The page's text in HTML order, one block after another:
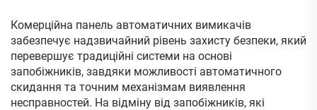
Комерційна панель автоматичних вимикачів
забезпечує надзвичайний рівень захисту безпеки, який
перевершує традиційні системи на основі
запобіжників, завдяки можливості автоматичного
скидання та точним механізмам виявлення
несправностей. На відміну від запобіжників, які